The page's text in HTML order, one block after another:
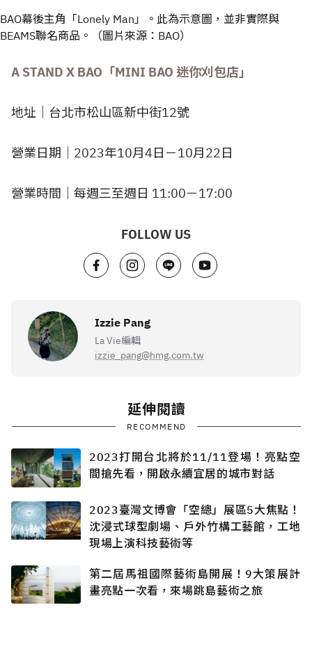
BAO幕後主角「Lonely Man」。此為示意圖，並非實際與
BEAMS聯名商品。（圖片來源：BAO）
A STAND X BAO「MINI BAO 迷你刈包店」
地址｜台北市松山區新中街12號
營業日期｜2023年10月4日－10月22日
營業時間｜每週三至週日 11:00－17:00
FOLLOW US
Izzie Pang
La Vie編輯
izzie_pang@hmg.com.tw
延伸閱讀
RECOMMEND
2023打開台北將於11/11登場！亮點空
間搶先看，開啟永續宜居的城市對話
2023臺灣文博會「空總」展區5大焦點！
沈浸式球型劇場、戶外竹構工藝館，工地
現場上演科技藝術等
第二屆馬祖國際藝術島開展！9大策展計
畫亮點一次看，來場跳島藝術之旅